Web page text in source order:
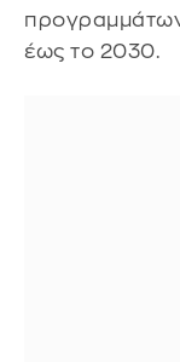
έως το 2030.